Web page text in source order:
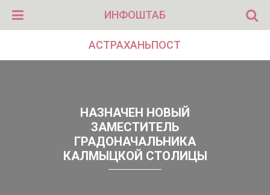
ИНФОШТАБ
АСТРАХАНЬПОСТ
НАЗНАЧЕН НОВЫЙ
ЗАМЕСТИТЕЛЬ
ГРАДОНАЧАЛЬНИКА
КАЛМЫЦКОЙ СТОЛИЦЫ